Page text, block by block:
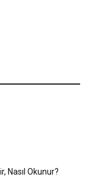
Nasıl Okunur?